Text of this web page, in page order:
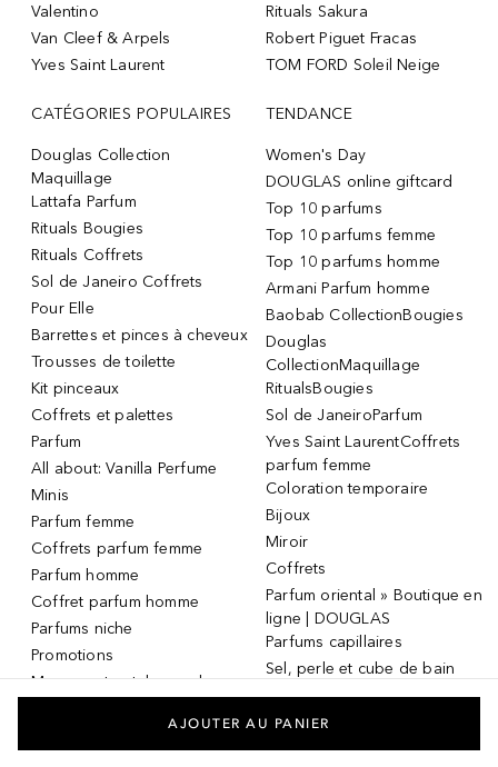
Valentino
Van Cleef & Arpels
Yves Saint Laurent
Rituals Sakura
Robert Piguet Fracas
TOM FORD Soleil Neige
CATÉGORIES POPULAIRES
Douglas Collection
Maquillage
Lattafa Parfum
Rituals Bougies
Rituals Coffrets
Sol de Janeiro Coffrets
Pour Elle
Barrettes et pinces à cheveux
Trousses de toilette
Kit pinceaux
Coffrets et palettes
Parfum
All about: Vanilla Perfume
Minis
Parfum femme
Coffrets parfum femme
Parfum homme
Coffret parfum homme
Parfums niche
Promotions
Masque et patch pour les
TENDANCE
Women's Day
DOUGLAS online giftcard
Top 10 parfums
Top 10 parfums femme
Top 10 parfums homme
Armani Parfum homme
Baobab CollectionBougies
Douglas
CollectionMaquillage
RitualsBougies
Sol de JaneiroParfum
Yves Saint LaurentCoffrets
parfum femme
Coloration temporaire
Bijoux
Miroir
Coffrets
Parfum oriental » Boutique en
ligne | DOUGLAS
Parfums capillaires
Sel, perle et cube de bain
Dermaroller
Masque et patch pour les
AJOUTER AU PANIER